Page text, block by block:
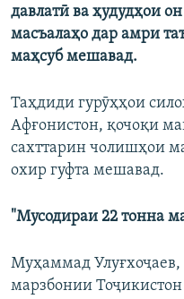
давлатӣ ва ҳудудҳои
масъалаҳо дар амри
маҳсуб мешавад.
Таҳдиди гурӯҳҳои
Афғонистон, қочоқи
сахттарин чолишҳои
охир гуфта мешавад.
"Мусодираи 22 тонна
Муҳаммад Улуғхоҷаев,
марзбонии